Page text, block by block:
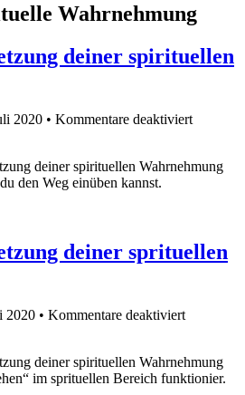
Wahrnehmung
deiner spirituellen
2020 • Kommentare deaktiviertfür
deiner spirituellen Wahrnehmung
den Weg einüben kannst.
deiner sprituellen
2020 • Kommentare deaktiviertfür
deiner
deiner spirituellen Wahrnehmung
im sprituellen Bereich funktionier.